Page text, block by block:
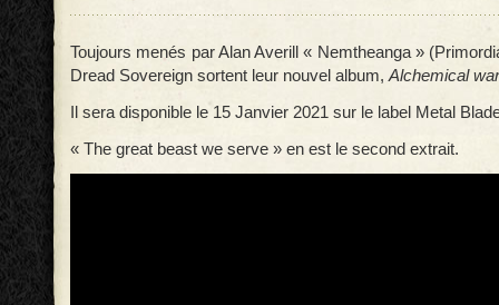
Toujours menés par Alan Averill « Nemtheanga »
Dread Sovereign sortent leur nouvel album, Alchemical
Il sera disponible le 15 Janvier 2021 sur le label Metal
« The great beast we serve » en est le second extrait.